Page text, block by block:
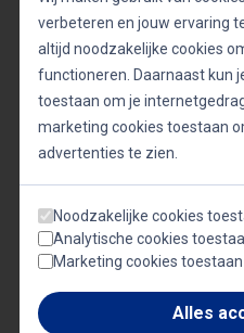
teambuilding en
gestimuleerd. Dit houdt
individuele groei, terwijl
gezamenlijke doel wordt
het potentieel in hun
realiseren.
Uitdagingen en
verbeteren en jouw ervaring
altijd noodzakelijke cookies
functioneren. Daarnaast kun
toestaan om je
marketing cookies toestaan
advertenties te zien.
Noodzakelijke cookies
Analytische cookies
Marketing cookies toestaan
Alles